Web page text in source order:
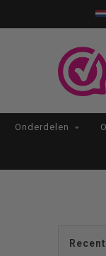
Op
Onderdelen